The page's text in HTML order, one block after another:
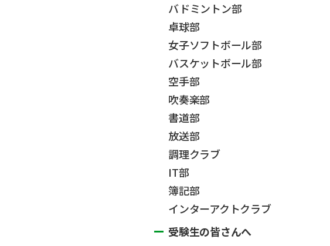
バドミントン部
卓球部
女子ソフトボール部
バスケットボール部
空手部
吹奏楽部
書道部
放送部
調理クラブ
IT部
簿記部
インターアクトクラブ
受験生の皆さんへ